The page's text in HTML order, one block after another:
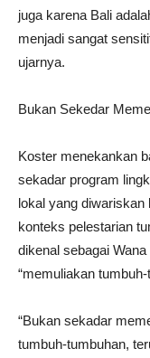
juga karena Bali
menjadi sangat
ujarnya.
Bukan Sekedar
Koster menekankan
sekadar program
lokal yang diwariskan
konteks pelestarian
dikenal sebagai
“memuliakan tumbuh-
“Bukan sekadar
tumbuh-tumbuhan,